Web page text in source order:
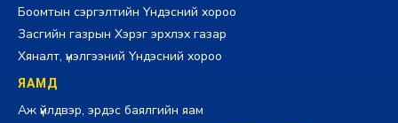
Боомтын сэргэлтийн Үндэсний хороо
Засгийн газрын Хэрэг эрхлэх газар
Хяналт, үнэлгээний Үндэсний хороо
ЯАМД
Аж үйлдвэр, эрдэс баялгийн яам